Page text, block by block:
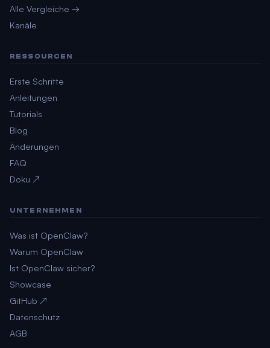
Alle Vergleiche →
Kanäle
RESSOURCEN
Erste Schritte
Anleitungen
Tutorials
Blog
Änderungen
FAQ
Doku ↗
UNTERNEHMEN
Was ist OpenClaw?
Warum OpenClaw
Ist OpenClaw sicher?
Showcase
GitHub ↗
Datenschutz
AGB